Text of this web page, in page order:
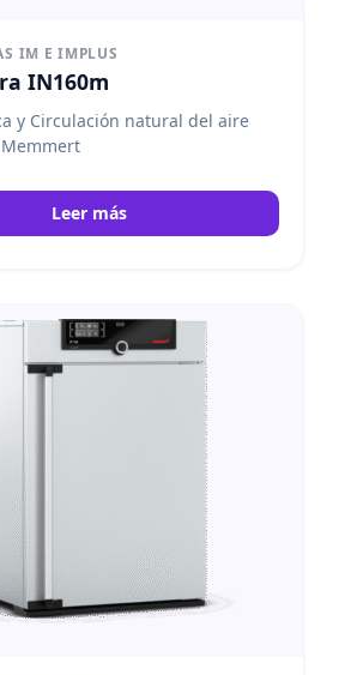
IM E IMPLUS
IN160m
y Circulación natural del aire
Leer más